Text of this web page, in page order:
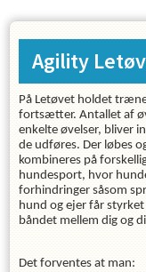
Agility
På Letøvet holdet
fortsætter. Antallet af
enkelte øvelser, bliver
de udføres. Der løbes
kombineres på
hundesport, hvor
forhindringer såsom
hund og ejer får
båndet mellem dig og
Det forventes at man: